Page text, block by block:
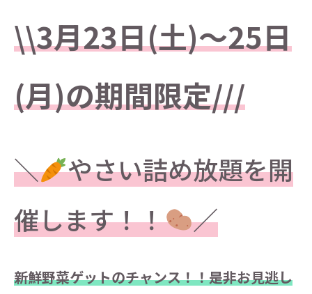
\\3月23日(土)～25日
(月)の期間限定///
＼
やさい詰め放題を開
催します！！
／
新鮮野菜ゲットのチャンス！！是非お見逃し